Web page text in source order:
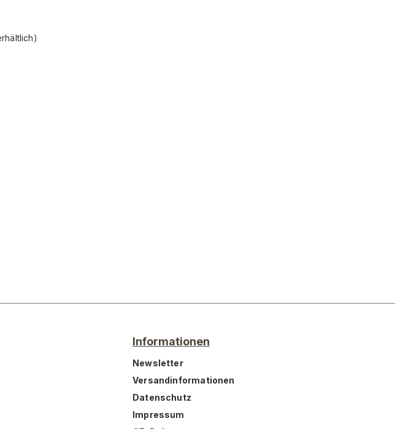
Informationen
Newsletter
Versandinformationen
Datenschutz
Impressum